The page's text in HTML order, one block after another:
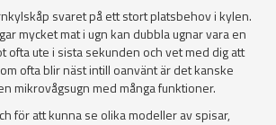
svaret på ett stort platsbehov i kylen.
mycket mat i ugn kan dubbla ugnar vara en
ofta ute i sista sekunden och vet med dig att
ofta blir näst intill oanvänt är det kanske
mikrovågsugn med många funktioner.
för att kunna se olika modeller av spisar,